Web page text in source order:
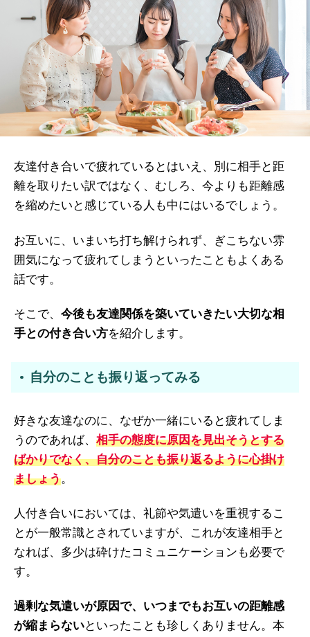
友達付き合いで疲れているとはいえ、別に相手と距
離を取りたい訳ではなく、むしろ、今よりも距離感
を縮めたいと感じている人も中にはいるでしょう。
お互いに、いまいち打ち解けられず、ぎこちない雰
囲気になって疲れてしまうといったこともよくある
話です。
そこで、今後も友達関係を築いていきたい大切な相
手との付き合い方を紹介します。
自分のことも振り返ってみる
好きな友達なのに、なぜか一緒にいると疲れてしま
うのであれば、相手の態度に原因を見出そうとする
ばかりでなく、自分のことも振り返るように心掛け
ましょう。
人付き合いにおいては、礼節や気遣いを重視するこ
とが一般常識とされていますが、これが友達相手と
なれば、多少は砕けたコミュニケーションも必要で
す。
過剰な気遣いが原因で、いつまでもお互いの距離感
が縮まらないといったことも珍しくありません。本